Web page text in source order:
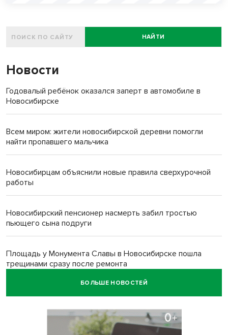
НАЙТИ
Новости
Годовалый ребёнок оказался заперт в автомобиле в
Новосибирске
Всем миром: жители новосибирской деревни помогли
найти пропавшего мальчика
Новосибирцам объяснили новые правила сверхурочной
работы
Новосибирский пенсионер насмерть забил тростью
пьющего сына подруги
Площадь у Монумента Славы в Новосибирске пошла
трещинами сразу после ремонта
БОЛЬШЕ НОВОСТЕЙ